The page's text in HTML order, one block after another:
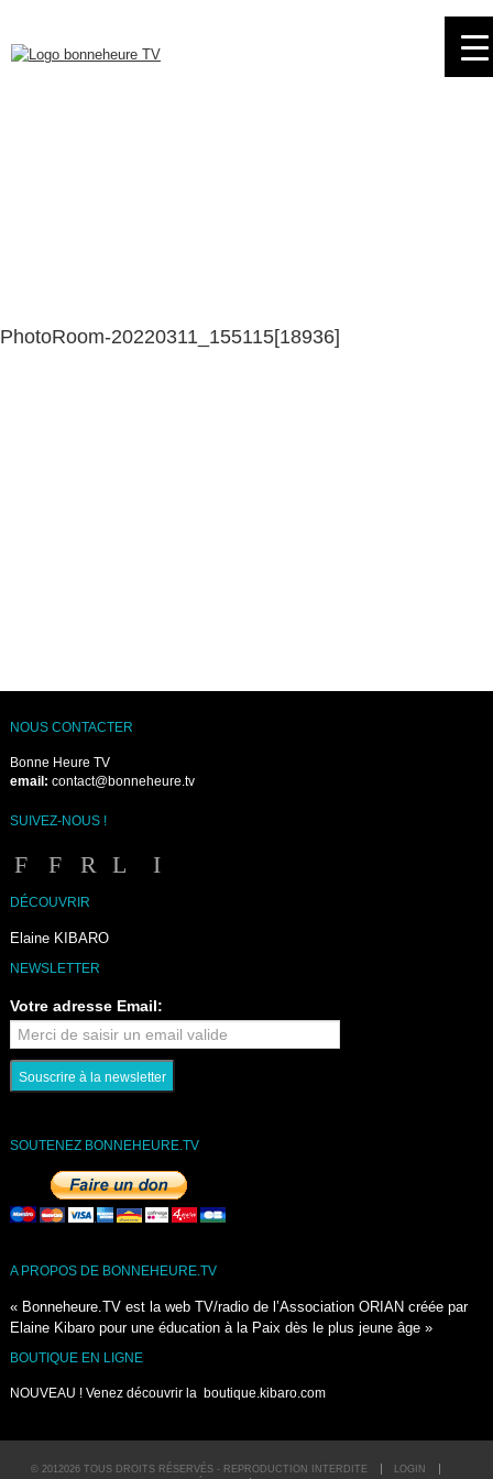
navigation
PhotoRoom-20220311_155115[18936]
NOUS CONTACTER
Bonne Heure TV
email: contact@bonneheure.tv
SUIVEZ-NOUS !
DÉCOUVRIR
Elaine KIBARO
NEWSLETTER
Votre adresse Email:
SOUTENEZ BONNEHEURE.TV
A PROPOS DE BONNEHEURE.TV
« Bonneheure.TV est la web TV/radio de l’Association ORIAN créée par
Elaine Kibaro pour une éducation à la Paix dès le plus jeune âge »
BOUTIQUE EN LIGNE
NOUVEAU ! Venez découvrir la boutique.kibaro.com
© 2012026 TOUS DROITS RÉSERVÉS - REPRODUCTION INTERDITE
LOGIN